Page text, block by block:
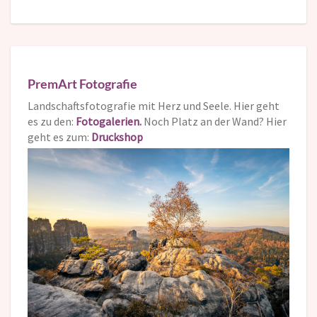
PremArt Fotografie
Landschaftsfotografie mit Herz und Seele. Hier geht
es zu den: Fotogalerien. Noch Platz an der Wand? Hier
geht es zum: Druckshop